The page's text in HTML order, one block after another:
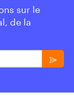
sur le
de la